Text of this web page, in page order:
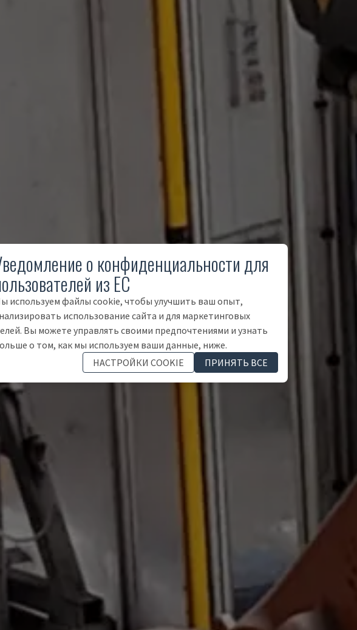
о конфиденциальности для
из ЕС
используем файлы cookie, чтобы улучшить ваш опыт,
использование сайта и для маркетинговых
Вы можете управлять своими предпочтениями и узнать
о том, как мы используем ваши данные, ниже.
НАСТРОЙКИ COOKIE
ПРИНЯТЬ ВСЕ